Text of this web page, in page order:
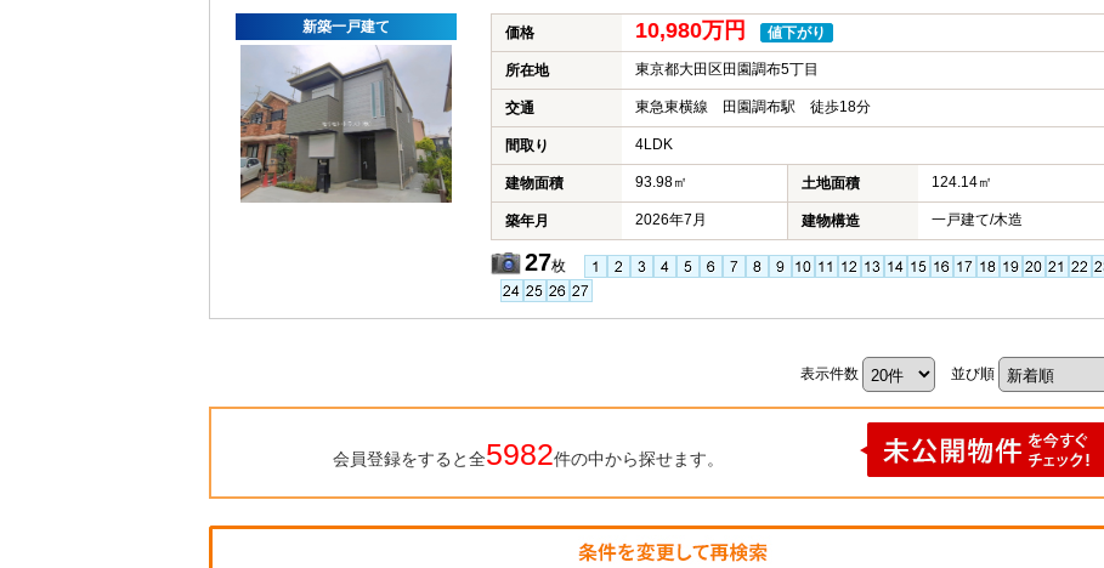
新築一戸建て 価格 10,980万円 値下がり
所在地 東京都大田区田園調布5丁目
交通 東急東横線 田園調布駅 徒歩18分
間取り 4LDK
建物面積 93.98㎡ 土地面積 124.14㎡
築年月 2026年7月 建物構造 一戸建て/木造
27枚
表示件数 並び順
会員登録をすると全5982件の中から探せます。